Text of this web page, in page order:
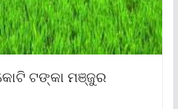
ଟଙ୍କା ମଞ୍ଜୁର